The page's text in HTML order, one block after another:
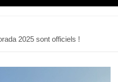
2025 sont officiels !